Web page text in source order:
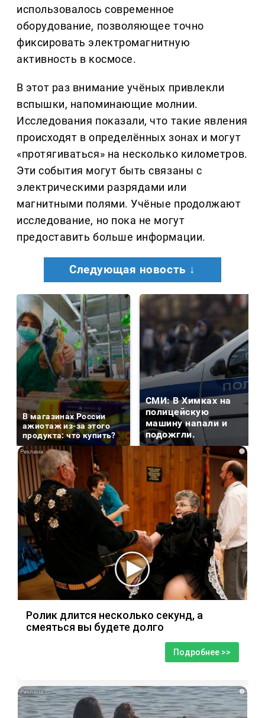
использовалось современное
оборудование, позволяющее точно
фиксировать электромагнитную
активность в космосе.
В этот раз внимание учёных привлекли
вспышки, напоминающие молнии.
Исследования показали, что такие явления
происходят в определённых зонах и могут
«протягиваться» на несколько километров.
Эти события могут быть связаны с
электрическими разрядами или
магнитными полями. Учёные продолжают
исследование, но пока не могут
предоставить больше информации.
Следующая новость ↓
В магазинах России
ажиотаж из-за этого
продукта: что купить?
СМИ: В Химках на
полицейскую
машину напали и
подожгли.
i
Ролик длится несколько секунд, а
смеяться вы будете долго
Подробнее >>
i